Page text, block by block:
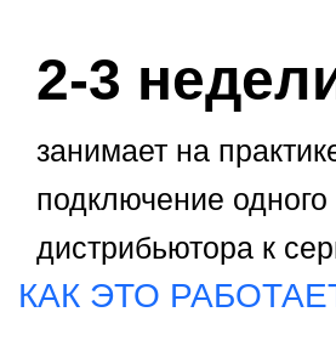
2-3
занимает на
подключение одного
дистрибьютора к
КАК ЭТО